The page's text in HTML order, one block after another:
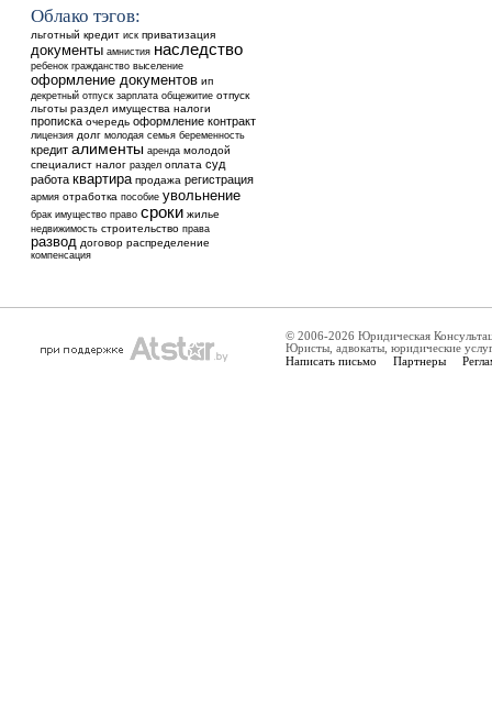
Облако тэгов:
льготный кредит иск приватизация
документы амнистия наследство
ребенок гражданство выселение
оформление документов ип
декретный отпуск зарплата общежитие отпуск
льготы раздел имущества налоги
прописка очередь оформление контракт
лицензия долг молодая семья беременность
кредит алименты аренда молодой
специалист налог раздел оплата суд
работа квартира продажа регистрация
армия отработка пособие увольнение
брак имущество право сроки жилье
недвижимость строительство права
развод договор распределение
компенсация
© 2006-2026 Юридическая
Юристы, адвокаты, юридические
Написать письмо Партнеры